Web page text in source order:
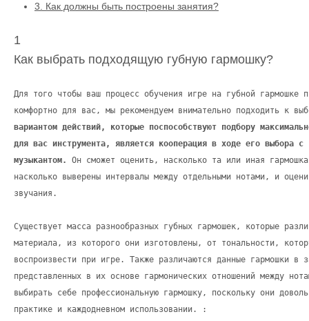
3.
Как должны быть построены занятия?
1
Как выбрать подходящую губную гармошку?
Для того чтобы ваш процесс обучения игре на губной гармошке
комфортно для вас, мы рекомендуем внимательно подходить к
вариантом действий, которые поспособствуют подбору
для вас инструмента, является кооперация в ходе его выбора с
музыкантом.
Он сможет оценить, насколько та или иная
насколько выверены интервалы между отдельными нотами, и
звучания.
Существует масса разнообразных губных гармошек, которые
материала, из которого они изготовлены, от тональности,
воспроизвести при игре. Также различаются данные гармошки в
представленных в их основе гармонических отношений между
выбирать себе профессиональную гармошку, поскольку они
практике и каждодневном использовании. :